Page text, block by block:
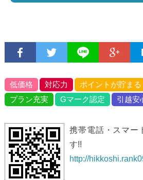
低価格 対応力 ポイントが貯まる
プラン充実
Gマーク認定 引越安
携帯電話・スマー
す!!
http://